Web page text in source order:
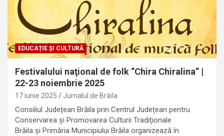
EDUCAȚIE ȘI CULTURĂ
Festivalului naţional de folk “Chira Chiralina” |
22-23 noiembrie 2025
17 iunie 2025 Jurnalul de Brăila
Consiliul Județean Brăila prin Centrul Județean pentru
Conservarea și Promovarea Culturii Tradiționale
Brăila și Primăria Municipiului Brăila organizează în